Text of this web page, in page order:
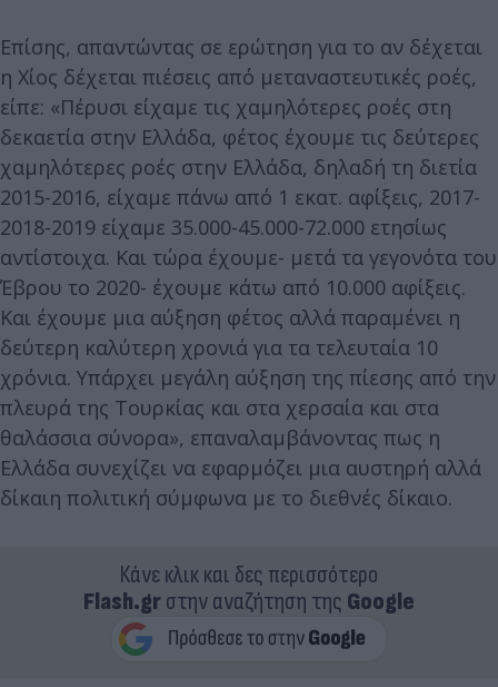
Επίσης, απαντώντας σε ερώτηση για το αν δέχεται
η Χίος δέχεται πιέσεις από μεταναστευτικές ροές,
είπε: «Πέρυσι είχαμε τις χαμηλότερες ροές στη
δεκαετία στην Ελλάδα, φέτος έχουμε τις δεύτερες
χαμηλότερες ροές στην Ελλάδα, δηλαδή τη διετία
2015-2016, είχαμε πάνω από 1 εκατ. αφίξεις, 2017-
2018-2019 είχαμε 35.000-45.000-72.000 ετησίως
αντίστοιχα. Και τώρα έχουμε- μετά τα γεγονότα του
Έβρου το 2020- έχουμε κάτω από 10.000 αφίξεις.
Και έχουμε μια αύξηση φέτος αλλά παραμένει η
δεύτερη καλύτερη χρονιά για τα τελευταία 10
χρόνια. Υπάρχει μεγάλη αύξηση της πίεσης από την
πλευρά της Τουρκίας και στα χερσαία και στα
θαλάσσια σύνορα», επαναλαμβάνοντας πως η
Ελλάδα συνεχίζει να εφαρμόζει μια αυστηρή αλλά
δίκαιη πολιτική σύμφωνα με το διεθνές δίκαιο.
Κάνε κλικ και δες περισσότερο
Flash.grστην αναζήτηση της Google